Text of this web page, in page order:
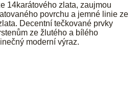
14karátového zlata, zaujmou
povrchu a jemné linie ze
Decentní tečkované prvky
ze žlutého a bílého
moderní výraz.